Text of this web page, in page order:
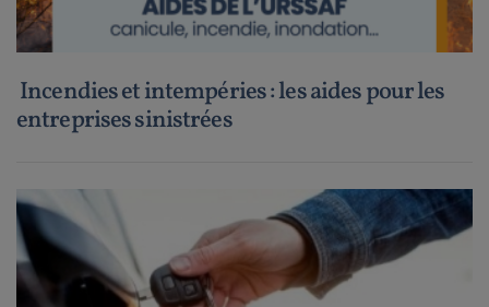
Incendies et intempéries : les aides pour les
entreprises sinistrées